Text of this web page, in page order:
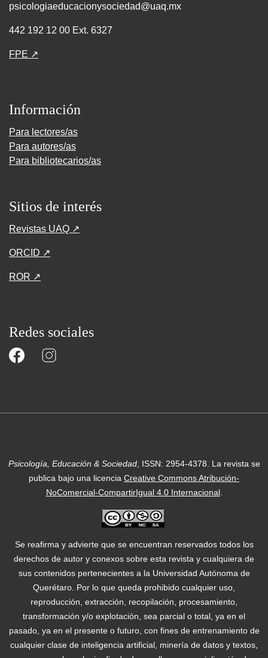
psicologiaeducacionysociedad@uaq.mx
442 192 12 00 Ext. 6327
FPE ↗
Información
Para lectores/as
Para autores/as
Para bibliotecarios/as
Sitios de interés
Revistas UAQ ↗
ORCID ↗
ROR ↗
Redes sociales
Psicología, Educación & Sociedad, ISSN: 2954-4378. La revista se
publica bajo una licencia Creative Commons Atribución-
NoComercial-CompartirIgual 4.0 Internacional.
Se reafirma y advierte que se encuentran reservados todos los
derechos de autor y conexos sobre esta revista y cualquiera de
sus contenidos pertenecientes a la Universidad Autónoma de
Querétaro. Por lo que queda prohibido cualquier uso,
reproducción, extracción, recopilación, procesamiento,
transformación y/o explotación, sea parcial o total, ya en el
pasado, ya en el presente o futuro, con fines de entrenamiento de
cualquier clase de inteligencia artificial, minería de datos y textos,